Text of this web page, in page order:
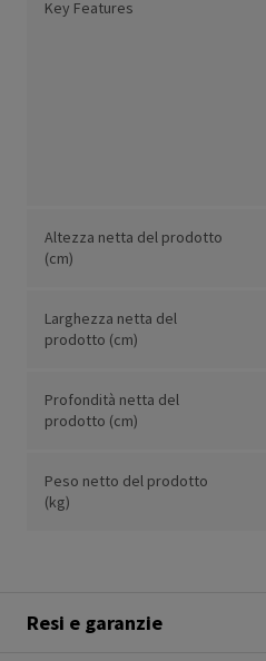
Key Features
Altezza netta del prodotto
(cm)
Larghezza netta del
prodotto (cm)
Profondità netta del
prodotto (cm)
Peso netto del prodotto
(kg)
Resi e garanzie